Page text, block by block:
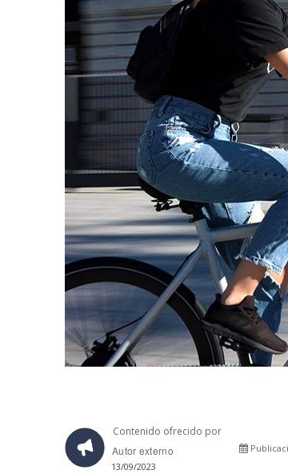
Contenido ofrecido por
Autor externo
13/09/2023